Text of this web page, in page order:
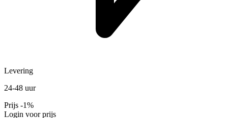
Levering
24-48 uur
Prijs -1%
Login voor prijs